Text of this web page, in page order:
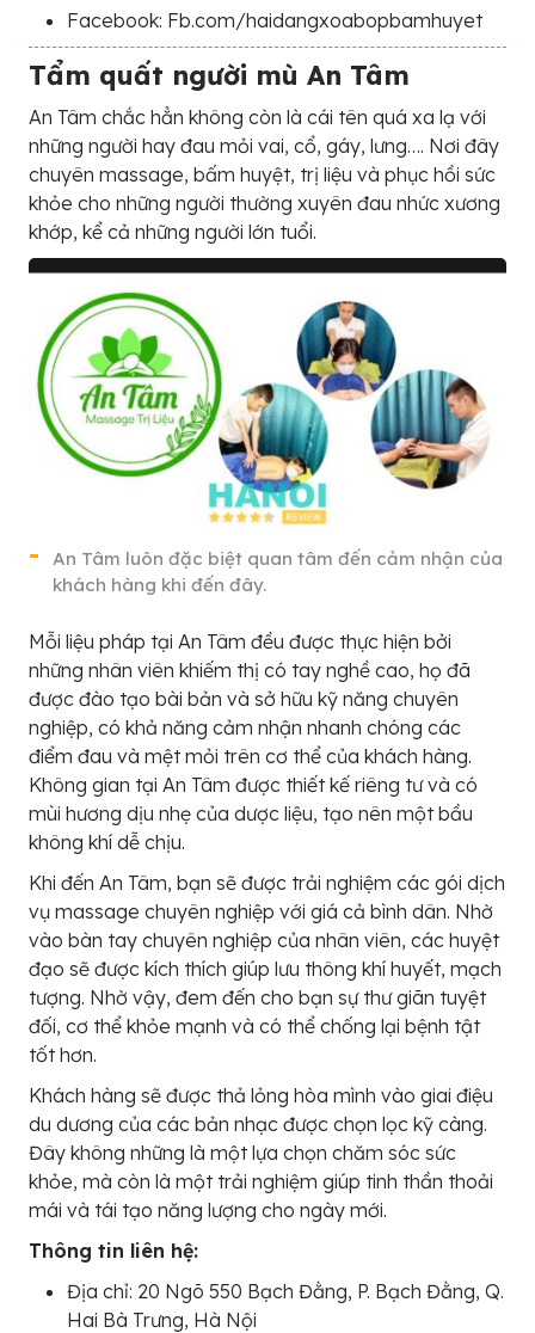
Facebook: Fb.com/haidangxoabopbamhuyet
Tẩm quất người mù An Tâm
An Tâm chắc hẳn không còn là cái tên quá xa lạ với
những người hay đau mỏi vai, cổ, gáy, lưng…. Nơi đây
chuyên massage, bấm huyệt, trị liệu và phục hồi sức
khỏe cho những người thường xuyên đau nhức xương
khớp, kể cả những người lớn tuổi.
An Tâm luôn đặc biệt quan tâm đến cảm nhận của
khách hàng khi đến đây.
Mỗi liệu pháp tại An Tâm đều được thực hiện bởi
những nhân viên khiếm thị có tay nghề cao, họ đã
được đào tạo bài bản và sở hữu kỹ năng chuyên
nghiệp, có khả năng cảm nhận nhanh chóng các
điểm đau và mệt mỏi trên cơ thể của khách hàng.
Không gian tại An Tâm được thiết kế riêng tư và có
mùi hương dịu nhẹ của dược liệu, tạo nên một bầu
không khí dễ chịu.
Khi đến An Tâm, bạn sẽ được trải nghiệm các gói dịch
vụ massage chuyên nghiệp với giá cả bình dân. Nhờ
vào bàn tay chuyên nghiệp của nhân viên, các huyệt
đạo sẽ được kích thích giúp lưu thông khí huyết, mạch
tượng. Nhờ vậy, đem đến cho bạn sự thư giãn tuyệt
đối, cơ thể khỏe mạnh và có thể chống lại bệnh tật
tốt hơn.
Khách hàng sẽ được thả lỏng hòa mình vào giai điệu
du dương của các bản nhạc được chọn lọc kỹ càng.
Đây không những là một lựa chọn chăm sóc sức
khỏe, mà còn là một trải nghiệm giúp tinh thần thoải
mái và tái tạo năng lượng cho ngày mới.
Thông tin liên hệ:
Địa chỉ: 20 Ngõ 550 Bạch Đằng, P. Bạch Đằng, Q.
Hai Bà Trưng, Hà Nội